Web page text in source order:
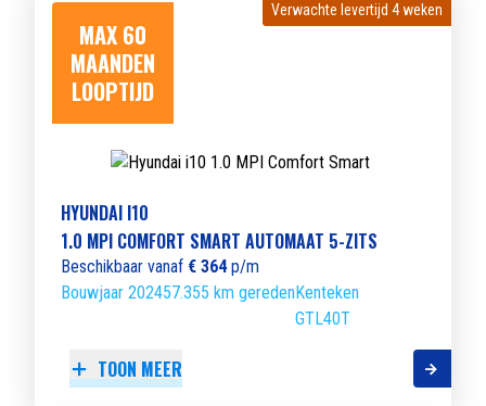
MAX 60
MAANDEN
LOOPTIJD
Verwachte levertijd 4 weken
Verwachte levertijd 4 weken
HYUNDAI I10
1.0 MPI COMFORT SMART AUTOMAAT 5-ZITS
Beschikbaar vanaf € 364p/m
Bouwjaar 202457.355 km geredenKenteken
GTL40T
TOON MEER